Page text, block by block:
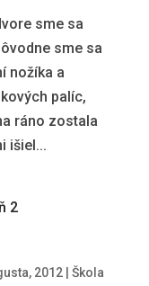
sme sa
sme sa
nožíka a
palíc,
ráno zostala
išiel...
2012| Škola